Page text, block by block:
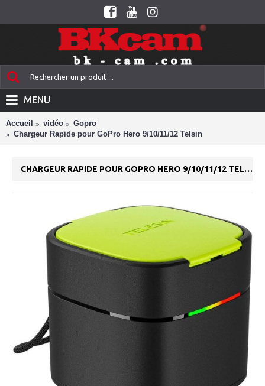
MENU
Accueil vidéo
Gopro
Chargeur Rapide pour GoPro Hero 9/10/11/12 Telsin
CHARGEUR RAPIDE POUR GOPRO HERO 9/10/11/12 TELSIN